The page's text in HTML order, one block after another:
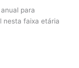
para
nesta faixa etária